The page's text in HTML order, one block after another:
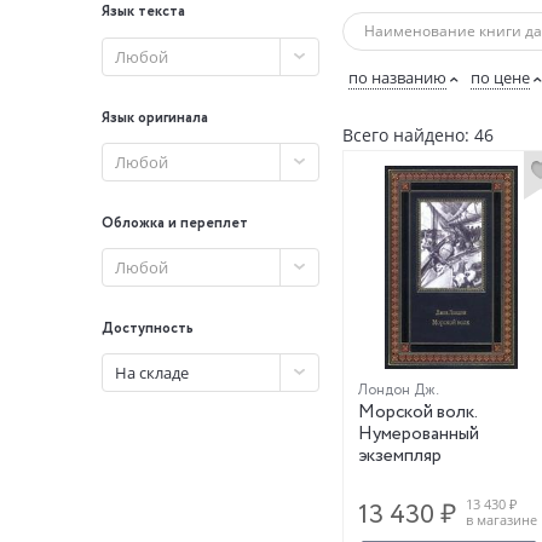
Язык текста
Любой
Язык оригинала
Любой
Обложка и переплет
Любой
Доступность
На складе
(1904), «Мартин Иден»
книг за всю свою не
научно-фантастических
незавершённость
по названию по цене
Всего найдено: 46
Лондон Дж.
Морской волк.
Нумерованный
экземпляр
13 430 ₽ 13 430 ₽
в магазине